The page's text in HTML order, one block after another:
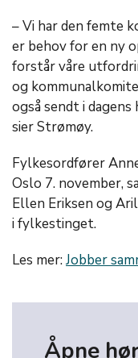
– Vi har den femte
er behov for en ny
forstår våre
og
også sendt i
sier Strømøy.
Fylkesordfører
Oslo 7. november,
Ellen Eriksen og
i fylkestinget.
Les mer:Jobber
Åpne